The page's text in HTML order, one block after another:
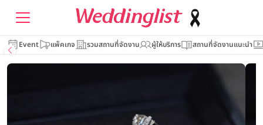
Event แพ็คเกจ รวมสถานที่จัดงาน ผู้ให้บริการ สถานที่จัดงานแนะนำ